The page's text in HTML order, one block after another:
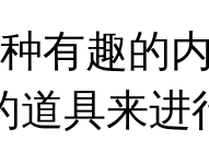
有趣的
道具来进